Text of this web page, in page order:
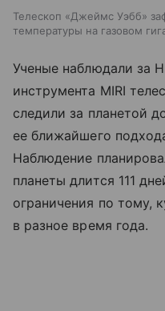
Телескоп «Джеймс Уэбб»
температуры на газовом
Ученые наблюдали за
инструмента MIRI
следили за планетой
ее ближайшего
Наблюдение
планеты длится 111
ограничения по тому,
в разное время года.